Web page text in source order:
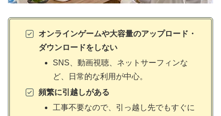
オンラインゲームや大容量のアップロード・
ダウンロードをしない
SNS、動画視聴、ネットサーフィンな
ど、日常的な利用が中心。
頻繁に引越しがある
工事不要なので、引っ越し先でもすぐに